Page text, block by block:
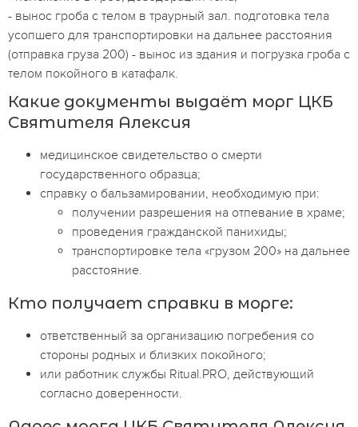
- вынос гроба с телом в траурный зал. подготовка тела
усопшего для транспортировки на дальнее расстояния
(отправка груза 200) - вынос из здания и погрузка гроба с
телом покойного в катафалк.
Какие документы выдаёт морг ЦКБ
Святителя Алексия
медицинское свидетельство о смерти
государственного образца;
справку о бальзамировании, необходимую при:
получении разрешения на отпевание в храме;
проведения гражданской панихиды;
транспортировке тела «грузом 200» на дальнее
расстояние.
Кто получает справки в морге:
ответственный за организацию погребения со
стороны родных и близких покойного;
или работник службы Ritual.PRO, действующий
согласно доверенности.